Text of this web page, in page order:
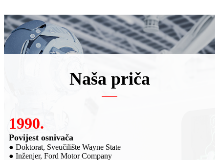
Naša priča
2007.
Osnivač SRI-a
● Istraživanje i razvoj
● Suradnja s tvrtkom HUMANETICS. Višeosni senzori sile